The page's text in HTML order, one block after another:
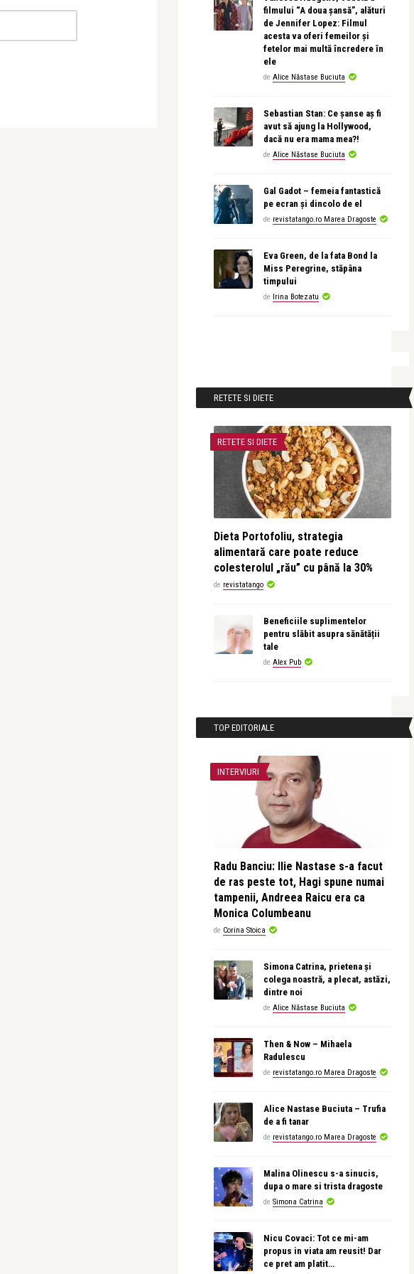
filmului “A doua șansă”, alături
de Jennifer Lopez: Filmul
acesta va oferi femeilor și
fetelor mai multă încredere în
ele
de Alice Năstase Buciuta
Sebastian Stan: Ce șanse aș fi
avut să ajung la Hollywood,
dacă nu era mama mea?!
de Alice Năstase Buciuta
Gal Gadot – femeia fantastică
pe ecran și dincolo de el
de revistatango.ro Marea Dragoste
Eva Green, de la fata Bond la
Miss Peregrine, stăpâna
timpului
de Irina Botezatu
RETETE SI DIETE
RETETE SI DIETE
Dieta Portofoliu, strategia
alimentară care poate reduce
colesterolul „rău” cu până la 30%
de revistatango
Beneficiile suplimentelor
pentru slăbit asupra sănătății
tale
de Alex Pub
TOP EDITORIALE
INTERVIURI
Radu Banciu: Ilie Nastase s-a facut
de ras peste tot, Hagi spune numai
tampenii, Andreea Raicu era ca
Monica Columbeanu
de Corina Stoica
Simona Catrina, prietena și
colega noastră, a plecat, astăzi,
dintre noi
de Alice Năstase Buciuta
Then & Now – Mihaela
Radulescu
de revistatango.ro Marea Dragoste
Alice Nastase Buciuta – Trufia
de a fi tanar
de revistatango.ro Marea Dragoste
Malina Olinescu s-a sinucis,
dupa o mare si trista dragoste
de Simona Catrina
Nicu Covaci: Tot ce mi-am
propus in viata am reusit! Dar
ce pret am platit…